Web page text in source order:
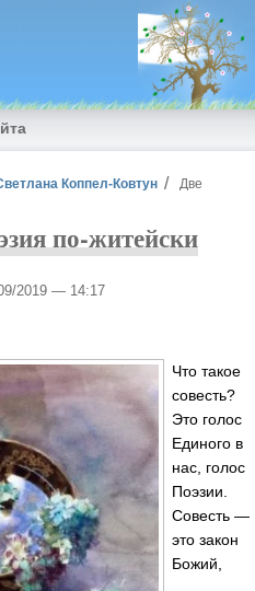
Коппел-Ковтун
Две
по-житейски
09/2019 — 14:17
Что такое
совесть?
Это голос
Единого в
нас, голос
Поэзии.
Совесть —
это закон
Божий,